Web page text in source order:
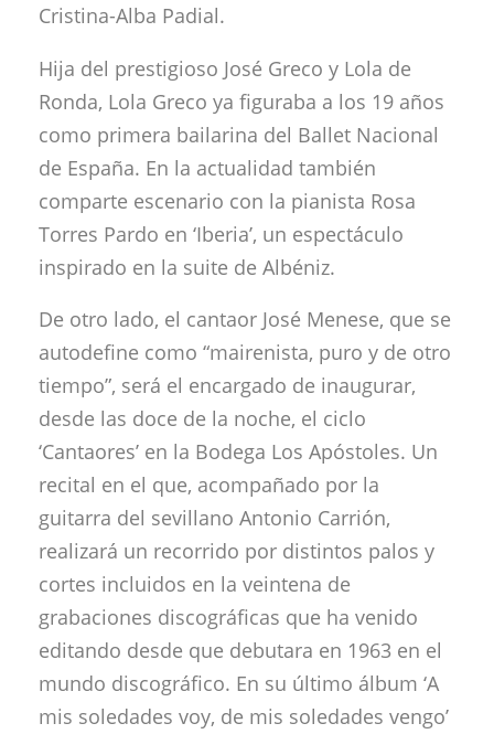
Cristina-Alba Padial.
Hija del prestigioso José Greco y Lola de
Ronda, Lola Greco ya figuraba a los 19 años
como primera bailarina del Ballet Nacional
de España. En la actualidad también
comparte escenario con la pianista Rosa
Torres Pardo en ‘Iberia’, un espectáculo
inspirado en la suite de Albéniz.
De otro lado, el cantaor José Menese, que se
autodefine como “mairenista, puro y de otro
tiempo”, será el encargado de inaugurar,
desde las doce de la noche, el ciclo
‘Cantaores’ en la Bodega Los Apóstoles. Un
recital en el que, acompañado por la
guitarra del sevillano Antonio Carrión,
realizará un recorrido por distintos palos y
cortes incluidos en la veintena de
grabaciones discográficas que ha venido
editando desde que debutara en 1963 en el
mundo discográfico. En su último álbum ‘A
mis soledades voy, de mis soledades vengo’